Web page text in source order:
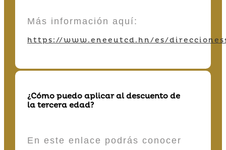
Más información aquí:
https://www.eneeutcd.hn/es/
¿Cómo puedo aplicar al descuento de
la tercera edad?
En este enlace podrás conocer